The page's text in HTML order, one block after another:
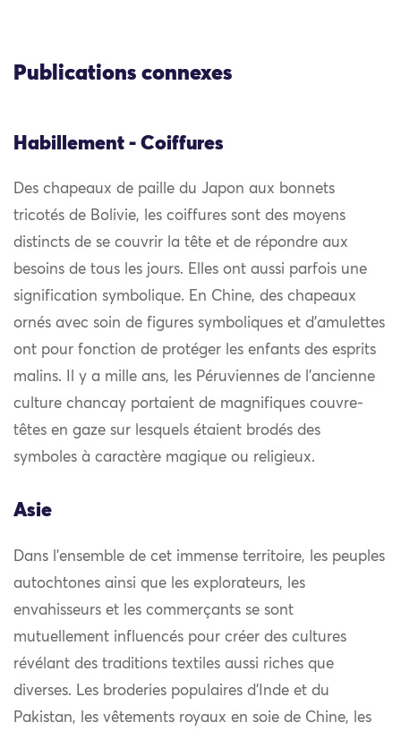
Publications connexes
Habillement - Coiffures
Des chapeaux de paille du Japon aux bonnets
tricotés de Bolivie, les coiffures sont des moyens
distincts de se couvrir la tête et de répondre aux
besoins de tous les jours. Elles ont aussi parfois une
signification symbolique. En Chine, des chapeaux
ornés avec soin de figures symboliques et d’amulettes
ont pour fonction de protéger les enfants des esprits
malins. Il y a mille ans, les Péruviennes de l’ancienne
culture chancay portaient de magnifiques couvre-
têtes en gaze sur lesquels étaient brodés des
symboles à caractère magique ou religieux.
Asie
Dans l’ensemble de cet immense territoire, les peuples
autochtones ainsi que les explorateurs, les
envahisseurs et les commerçants se sont
mutuellement influencés pour créer des cultures
révélant des traditions textiles aussi riches que
diverses. Les broderies populaires d’Inde et du
Pakistan, les vêtements royaux en soie de Chine, les